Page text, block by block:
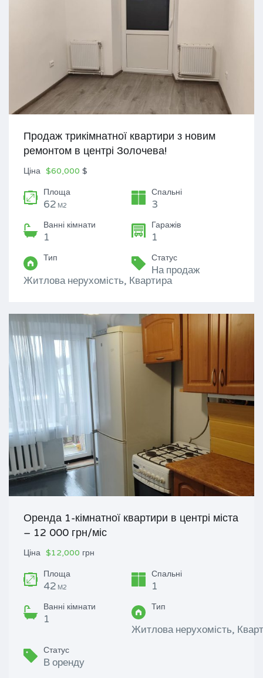
Продаж трикімнатної квартири з новим
ремонтом в центрі Золочева!
Ціна $60,000 $
Площа
62 М2
Спальні
3
Ванні кімнати
1
Гаражів
1
Тип
Житлова нерухомість, Квартира
Статус
На продаж
Оренда 1-кімнатної квартири в центрі міста
– 12 000 грн/міс
Ціна $12,000 грн
Площа
42 М2
Спальні
1
Ванні кімнати
1
Тип
Житлова нерухомість,
Статус
В оренду